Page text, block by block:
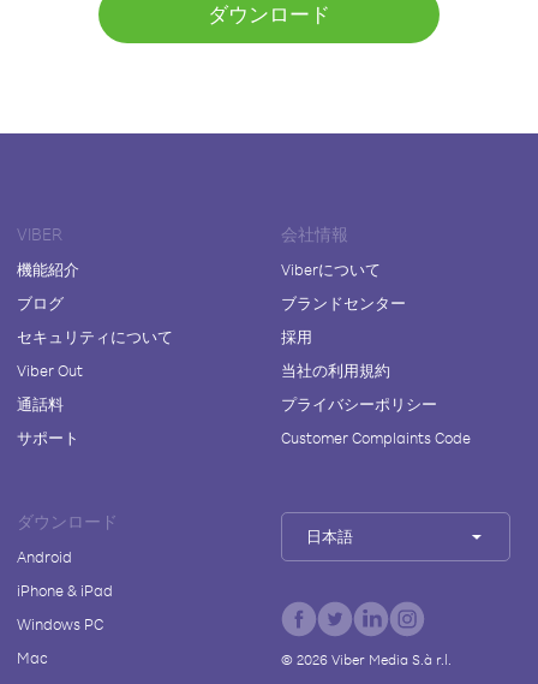
ダウンロード
VIBER
機能紹介
ブログ
セキュリティについて
Viber Out
通話料
サポート
会社情報
Viberについて
ブランドセンター
採用
当社の利用規約
プライバシーポリシー
Customer Complaints Code
ダウンロード
Android
iPhone & iPad
Windows PC
Mac
日本語
© 2026Viber Media S.à r.l.